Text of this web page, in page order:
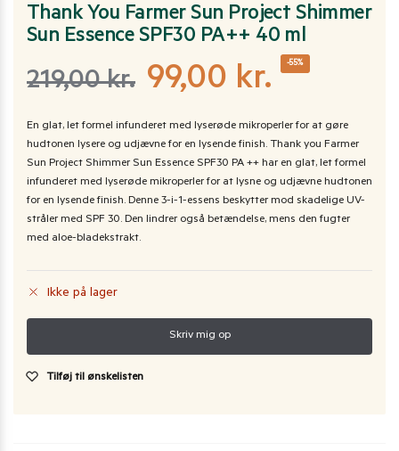
Thank You Farmer Sun Project Shimmer
Sun Essence SPF30 PA++ 40 ml
219,00kr. 99,00 kr. -55%
En glat, let formel infunderet med lyserøde mikroperler for at gøre
hudtonen lysere og udjævne for en lysende finish. Thank you Farmer
Sun Project Shimmer Sun Essence SPF30 PA ++ har en glat, let formel
infunderet med lyserøde mikroperler for at lysne og udjævne hudtonen
for en lysende finish. Denne 3-i-1-essens beskytter mod skadelige UV-
stråler med SPF 30. Den lindrer også betændelse, mens den fugter
med aloe-bladekstrakt.
Ikke på lager
Tilføj til ønskelisten